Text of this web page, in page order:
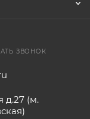
ЗВОНОК
д.27 (м.